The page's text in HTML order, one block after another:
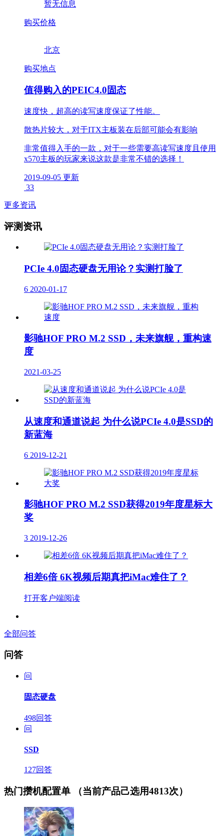
暂无信息
购买价格
北京
购买地点
值得购入的PEIC4.0固态
速度快，超高的读写速度保证了性能。
散热片较大，对于ITX主板装在后部可能会有影响
非常值得入手的一款，对于一些需要高读写速度且使用
x570主板的玩家来说这款是非常不错的选择！
2019-09-05 更新
33
更多资讯
评测资讯
PCIe 4.0固态硬盘无用论？实测打脸了
6 2020-01-17
影驰HOF PRO M.2 SSD，未来旗舰，重构速
度
2021-03-25
从速度和通道说起 为什么说PCIe 4.0是SSD的
新蓝海
6 2019-12-21
影驰HOF PRO M.2 SSD获得2019年度星标大
奖
3 2019-12-26
相差6倍 6K视频后期真把iMac难住了？
打开客户端阅读
全部问答
问答
问
固态硬盘
498回答
问
SSD
127回答
热门攒机配置单 （当前产品己选用4813次）